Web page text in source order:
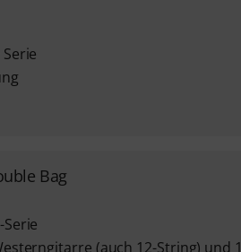
Bag
(auch 12-String) und 1